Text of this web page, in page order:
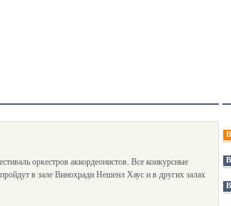
оркестров аккордеонистов. Все конкурсные
в зале Винохради Нешенл Хаус и в других залах